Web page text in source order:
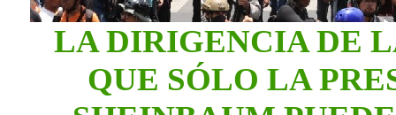
LA DIRIGENCIA DE
QUE SÓLO LA